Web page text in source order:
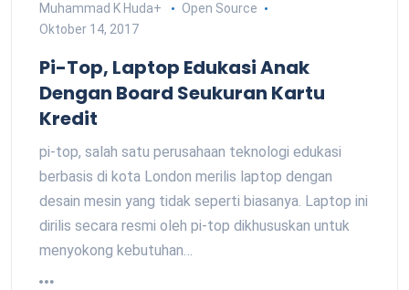
Muhammad K Huda+
Open Source
Oktober 14, 2017
Pi-Top, Laptop Edukasi Anak
Dengan Board Seukuran Kartu
Kredit
pi-top, salah satu perusahaan teknologi edukasi
berbasis di kota London merilis laptop dengan
desain mesin yang tidak seperti biasanya. Laptop ini
dirilis secara resmi oleh pi-top dikhususkan untuk
menyokong kebutuhan…